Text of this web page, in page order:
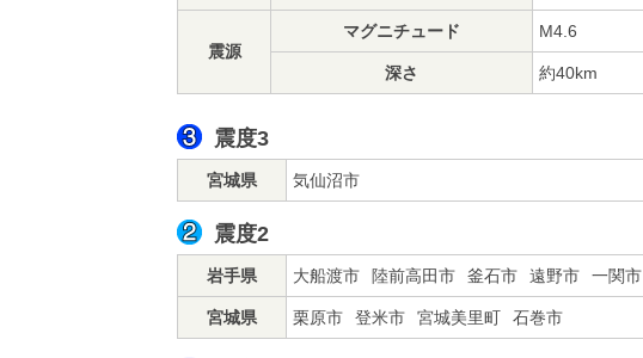
震源
マグニチュード M4.6
深さ 約40km
震度3
宮城県 気仙沼市
震度2
岩手県 大船渡市 陸前高田市 釜石市 遠野市 一関市
宮城県 栗原市 登米市 宮城美里町 石巻市